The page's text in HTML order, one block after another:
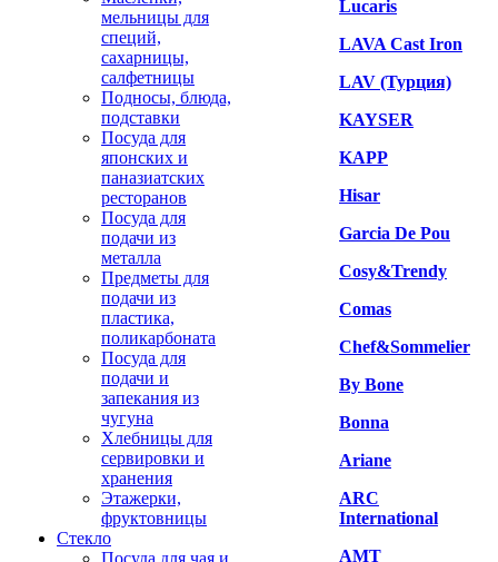
мельницы для
специй,
сахарницы,
салфетницы
Подносы, блюда,
подставки
Посуда для
японских и
паназиатских
ресторанов
Посуда для
подачи из
металла
Предметы для
подачи из
пластика,
поликарбоната
Посуда для
подачи и
запекания из
чугуна
Хлебницы для
сервировки и
хранения
Этажерки,
фруктовницы
Стекло
Посуда для чая и
Lucaris
LAVA Cast Iron
LAV (Турция)
KAYSER
KAPP
Hisar
Garcia De Pou
Cosy&Trendy
Comas
Chef&Sommelier
By Bone
Bonna
Ariane
ARC
International
AMT